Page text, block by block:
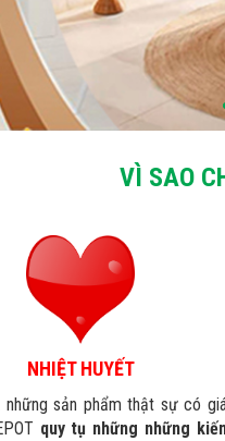
VÌ SAO
NHIỆT HUYẾT
sản phẩm thật sự có
quy tụ những những